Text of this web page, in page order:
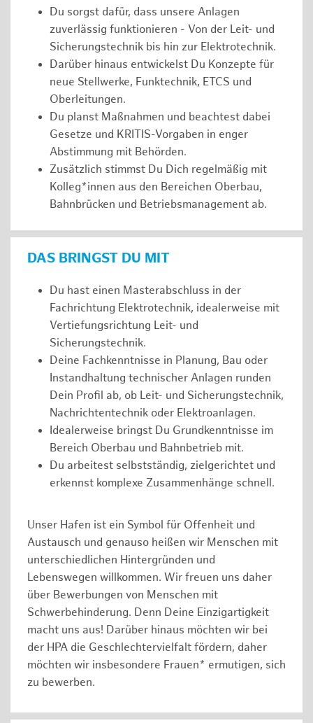
Du sorgst dafür, dass unsere Anlagen
zuverlässig funktionieren - Von der Leit- und
Sicherungstechnik bis hin zur Elektrotechnik.
Darüber hinaus entwickelst Du Konzepte für
neue Stellwerke, Funktechnik, ETCS und
Oberleitungen.
Du planst Maßnahmen und beachtest dabei
Gesetze und KRITIS-Vorgaben in enger
Abstimmung mit Behörden.
Zusätzlich stimmst Du Dich regelmäßig mit
Kolleg*innen aus den Bereichen Oberbau,
Bahnbrücken und Betriebsmanagement ab.
DAS BRINGST DU MIT
Du hast einen Masterabschluss in der
Fachrichtung Elektrotechnik, idealerweise mit
Vertiefungsrichtung Leit- und
Sicherungstechnik.
Deine Fachkenntnisse in Planung, Bau oder
Instandhaltung technischer Anlagen runden
Dein Profil ab, ob Leit- und Sicherungstechnik,
Nachrichtentechnik oder Elektroanlagen.
Idealerweise bringst Du Grundkenntnisse im
Bereich Oberbau und Bahnbetrieb mit.
Du arbeitest selbstständig, zielgerichtet und
erkennst komplexe Zusammenhänge schnell.
Unser Hafen ist ein Symbol für Offenheit und
Austausch und genauso heißen wir Menschen mit
unterschiedlichen Hintergründen und
Lebenswegen willkommen. Wir freuen uns daher
über Bewerbungen von Menschen mit
Schwerbehinderung. Denn Deine Einzigartigkeit
macht uns aus! Darüber hinaus möchten wir bei
der HPA die Geschlechtervielfalt fördern, daher
möchten wir insbesondere Frauen* ermutigen, sich
zu bewerben.